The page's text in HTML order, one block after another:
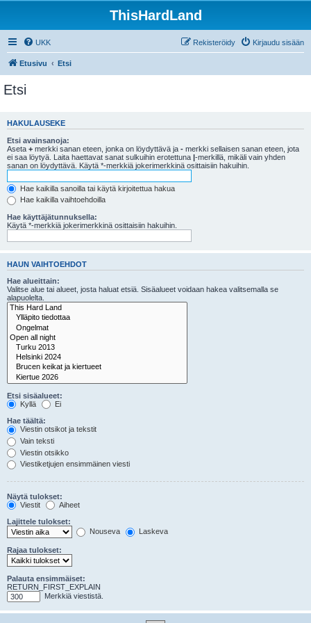
ThisHardLand
UKK Kirjaudu sisään
Rekisteröidy
Etusivu Etsi
Etsi
HAKULAUSEKE
Etsi avainsanoja:
Aseta + merkki sanan eteen, jonka on löydyttävä ja - merkki sellaisen sanan eteen, jota
ei saa löytyä. Laita haettavat sanat sulkuihin erotettuna |-merkillä, mikäli vain yhden
sanan on löydyttävä. Käytä *-merkkiä jokerimerkkinä osittaisiin hakuihin.
Hae kaikilla sanoilla tai käytä kirjoitettua hakua
Hae kaikilla vaihtoehdoilla
Hae käyttäjätunnuksella:
Käytä *-merkkiä jokerimerkkinä osittaisiin hakuihin.
HAUN VAIHTOEHDOT
Hae alueittain:
Valitse alue tai alueet, josta haluat etsiä. Sisäalueet voidaan hakea valitsemalla se
alapuolelta.
Etsi sisäalueet:
Kyllä
Ei
Hae täältä:
Viestin otsikot ja tekstit
Vain teksti
Viestin otsikko
Viestiketjujen ensimmäinen viesti
Näytä tulokset:
Viestit
Aiheet
Lajittele tulokset:
Nouseva
Laskeva
Rajaa tulokset:
Palauta ensimmäiset:
RETURN_FIRST_EXPLAIN
Merkkiä viestistä.